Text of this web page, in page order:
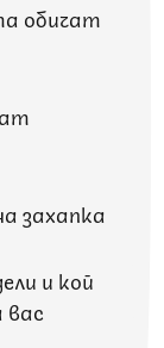
обичат
захапка
и кой
вас